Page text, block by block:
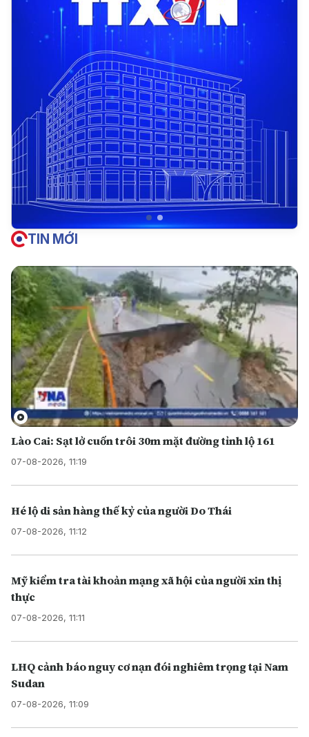
TIN MỚI
Lào Cai: Sạt lở cuốn trôi 30m mặt đường tỉnh lộ 161
07-08-2026, 11:19
Hé lộ di sản hàng thế kỷ của người Do Thái
07-08-2026, 11:12
Mỹ kiểm tra tài khoản mạng xã hội của người xin thị
thực
07-08-2026, 11:11
LHQ cảnh báo nguy cơ nạn đói nghiêm trọng tại Nam
Sudan
07-08-2026, 11:09